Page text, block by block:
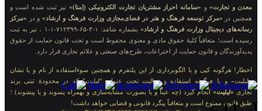
و«سامانه احراز مشتریان تجارت الکترونیکی (اِمتا)»
نیز ثبت شده است و
توسعه فرهنگ و هنر در فضای‌مجازی وزارت فرهنگ و ارشاد»و در«مرکز
وزارت فرهنگ و ارشاد»
بشماره شامَد: ۱-۳-۶۵-۷۱۲۳۹۹-۱-۱ ، نیز به ثبت
کلیهٔ حقوق مادی و معنوی محفوظ است و تحت قانون حمایت از حقوق
قانون حمایت از اختراعات، طرح‌های صنعتی و علائم تجاری قرار دارد.
کپی و یا الگوبرداری از این پلتفرم و همچنین سوءاستفاده از نام و یا نشان
هرگونه استفاده و فعالیت تحت عنوان “لیلیت” که در محدودهٔ ثبتی برند
انجام گیرد (چه عیناً و یا بصورت مشابه‌سازی و بهمراه پسوند و یا پیشوند) ؛
است و متعاقباً پیگرد قانونی و قضایی خواهد داشت!